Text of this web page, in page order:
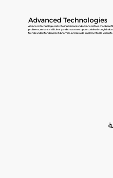
Advanced Technologies
Advanced technologies refer to innovations and advanced tools that
problems, enhance efficiency and create new opportunities through
trends, understand market dynamics, and provide implementable visions to